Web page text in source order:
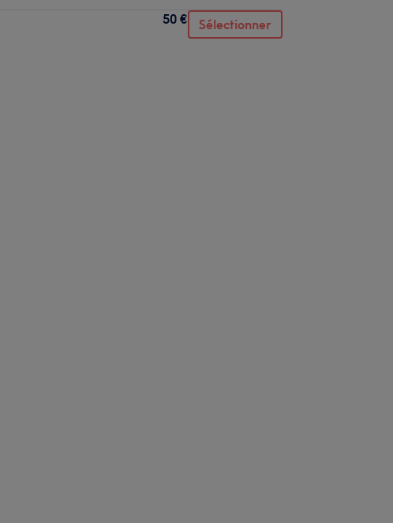
50 € Sélectionner